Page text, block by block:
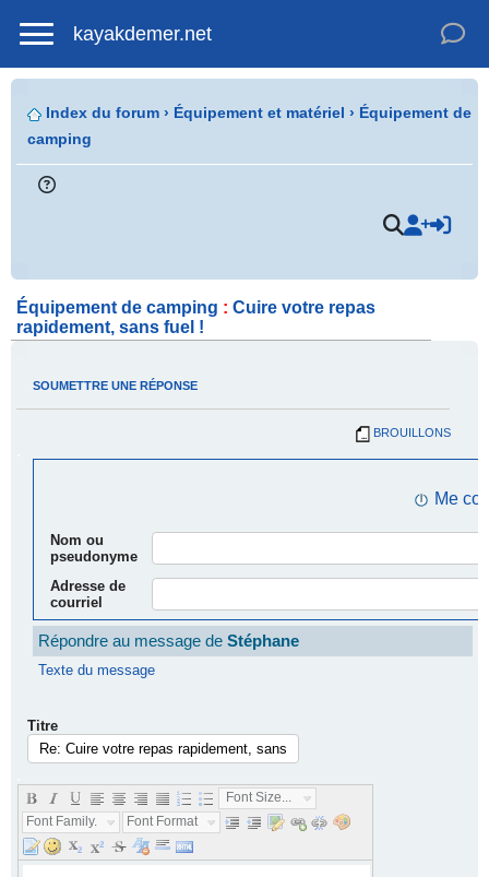
kayakdemer.net
Index du forum › Équipement et matériel › Équipement de
camping
Équipement de camping : Cuire votre repas
rapidement, sans fuel !
SOUMETTRE UNE RÉPONSE
BROUILLONS
Me
Nom ou
pseudonyme
Adresse de
courriel
Répondre au message de Stéphane
Texte du message
Titre
Font Size...
Font Family...
Font Format...